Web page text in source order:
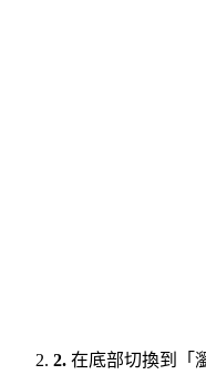
2. 在底部切換到「